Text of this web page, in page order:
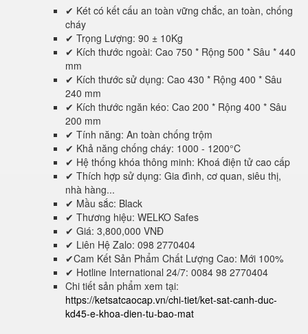
✔ Két có kết cấu an toàn vững chắc, an toàn, chống
cháy
✔ Trọng Lượng: 90 ± 10Kg
✔ Kích thước ngoài: Cao 750 * Rộng 500 * Sâu * 440
mm
✔ Kích thước sử dụng: Cao 430 * Rộng 400 * Sâu
240 mm
✔ Kích thước ngăn kéo: Cao 200 * Rộng 400 * Sâu
200 mm
✔ Tính năng: An toàn chống trộm
✔ Khả năng chống cháy: 1000 - 1200°C
✔ Hệ thống khóa thông minh: Khoá điện tử cao cấp
✔ Thích hợp sử dụng: Gia đình, cơ quan, siêu thị,
nhà hàng...
✔ Mầu sắc: Black
✔ Thương hiệu: WELKO Safes
✔ Giá: 3,800,000 VNĐ
✔ Liên Hệ Zalo: 098 2770404
✔Cam Kết Sản Phẩm Chất Lượng Cao: Mới 100%
✔ Hotline International 24/7: 0084 98 2770404
Chi tiết sản phẩm xem tại:
https://ketsatcaocap.vn/chi-tiet/ket-sat-canh-duc-
kd45-e-khoa-dien-tu-bao-mat